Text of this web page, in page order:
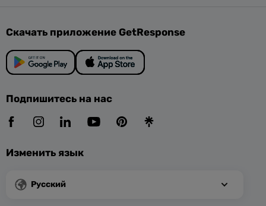
Скачать приложение GetResponse
Подпишитесь на нас
Изменить язык
Русский